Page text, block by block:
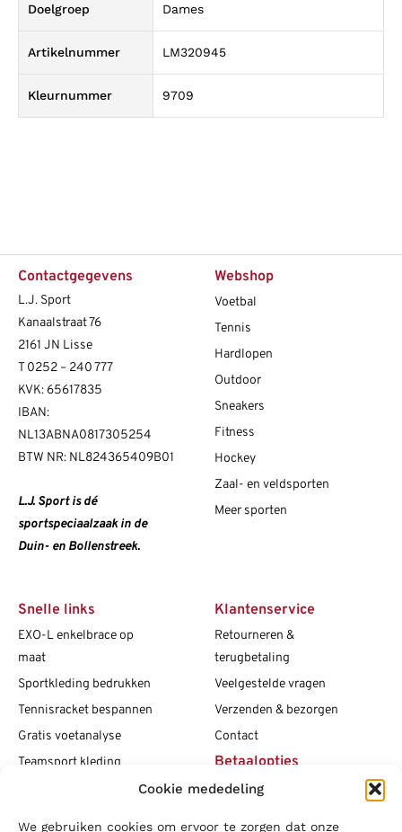
Cookie mededeling
We gebruiken cookies om ervoor te zorgen dat onze
Doelgroep Dames
Artikelnummer LM320945
Kleurnummer 9709
Contactgegevens
L.J. Sport
Kanaalstraat 76
2161 JN Lisse
T0252 – 240 777
KVK: 65617835
IBAN:
NL13ABNA0817305254
BTW NR: NL824365409B01
L.J. Sport is dé
sportspeciaalzaak in de
Duin- en Bollenstreek.
Webshop
Voetbal
Tennis
Hardlopen
Outdoor
Sneakers
Fitness
Hockey
Zaal- en veldsporten
Meer sporten
Snelle links
EXO-L enkelbrace op
maat
Sportkleding bedrukken
Tennisracket bespannen
Gratis voetanalyse
Teamsport kleding
Klantenservice
Retourneren &
terugbetaling
Veelgestelde vragen
Verzenden & bezorgen
Contact
Betaalopties